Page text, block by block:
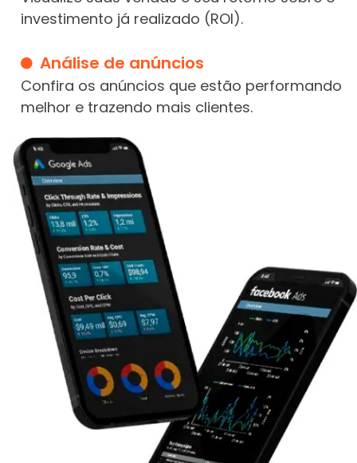
investimento já realizado (ROI).
Análise de anúncios
Confira os anúncios que estão performando
melhor e trazendo mais clientes.